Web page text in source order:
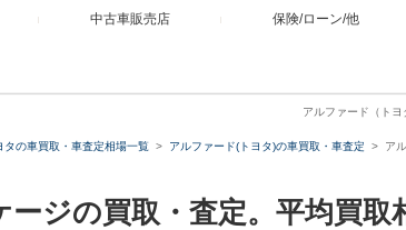
中古車販売店 保険/ローン/他
アルファード（ト
タの車買取・車査定相場一覧 アルファード(トヨタ)の車買取・車査定 ア
ジの買取・査定。平均買取